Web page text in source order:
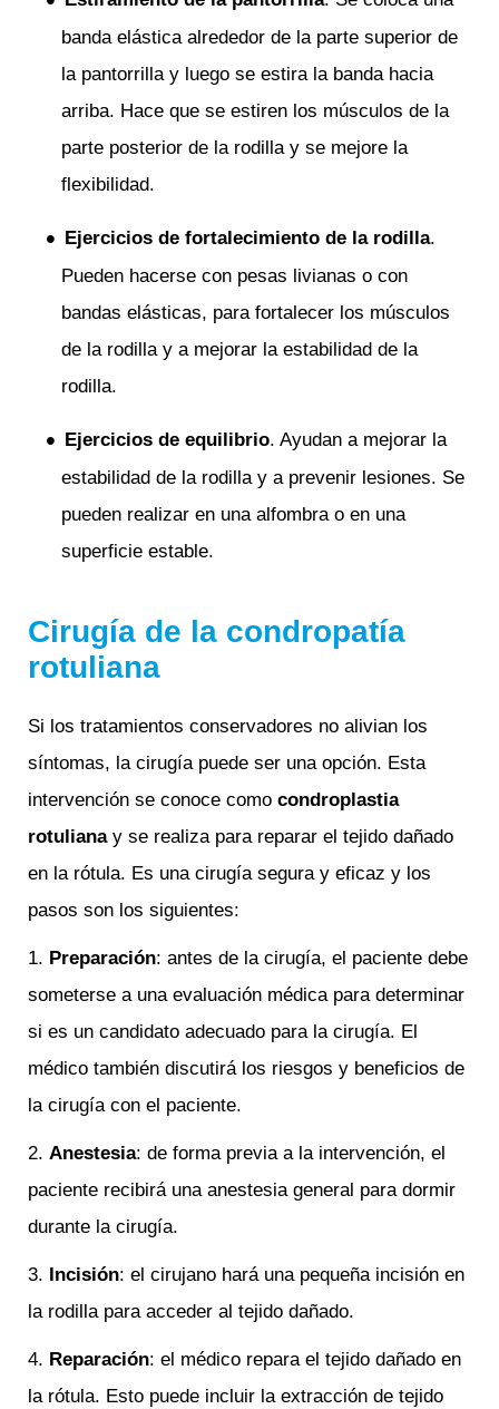
banda elástica alrededor de la parte superior de
la pantorrilla y luego se estira la banda hacia
arriba. Hace que se estiren los músculos de la
parte posterior de la rodilla y se mejore la
flexibilidad.
Ejercicios de fortalecimiento de la rodilla.
Pueden hacerse con pesas livianas o con
bandas elásticas, para fortalecer los músculos
de la rodilla y a mejorar la estabilidad de la
rodilla.
Ejercicios de equilibrio. Ayudan a mejorar la
estabilidad de la rodilla y a prevenir lesiones. Se
pueden realizar en una alfombra o en una
superficie estable.
Cirugía de la condropatía
rotuliana
Si los tratamientos conservadores no alivian los
síntomas, la cirugía puede ser una opción. Esta
intervención se conoce como condroplastia
rotulianay se realiza para reparar el tejido dañado
en la rótula. Es una cirugía segura y eficaz y los
pasos son los siguientes:
1. Preparación: antes de la cirugía, el paciente debe
someterse a una evaluación médica para determinar
si es un candidato adecuado para la cirugía. El
médico también discutirá los riesgos y beneficios de
la cirugía con el paciente.
2. Anestesia: de forma previa a la intervención, el
paciente recibirá una anestesia general para dormir
durante la cirugía.
3. Incisión: el cirujano hará una pequeña incisión en
la rodilla para acceder al tejido dañado.
4. Reparación: el médico repara el tejido dañado en
la rótula. Esto puede incluir la extracción de tejido